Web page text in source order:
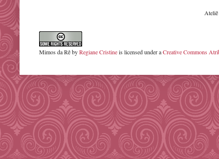
Mimos da RêbyRegiane Cristineis licensed under aCreative Commons